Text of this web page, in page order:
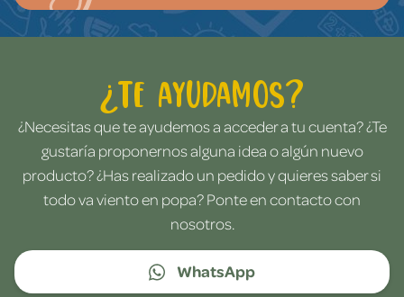
¿Te ayudamos?
¿Necesitas que te ayudemos a acceder a tu cuenta? ¿Te
gustaría proponernos alguna idea o algún nuevo
producto? ¿Has realizado un pedido y quieres saber si
todo va viento en popa? Ponte en contacto con
nosotros.
WhatsApp